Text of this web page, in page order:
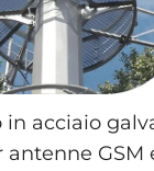
acciaio
antenne GSM